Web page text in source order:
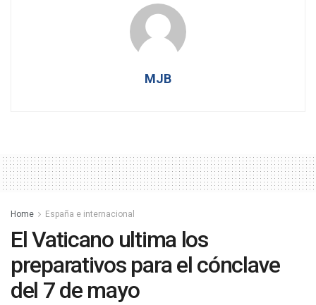
MJB
Home España e internacional
El Vaticano ultima los
preparativos para el cónclave
del 7 de mayo